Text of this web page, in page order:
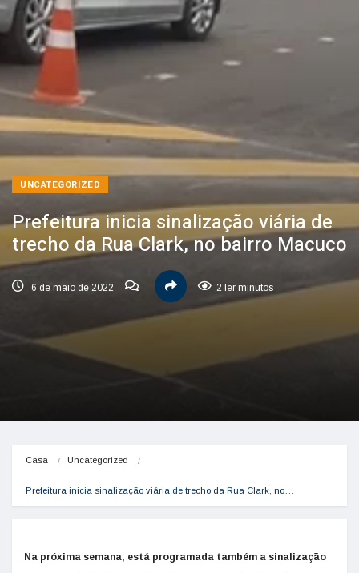
UNCATEGORIZED
Prefeitura inicia sinalização viária de
trecho da Rua Clark, no bairro Macuco
6 de maio de 2022 2 ler minutos
Casa Uncategorized
Prefeitura inicia sinalização viária de trecho da Rua Clark, no…
Na próxima semana, está programada também a sinalização